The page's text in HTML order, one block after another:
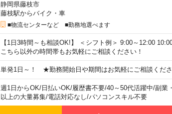
静岡県藤枝市
藤枝駅からバイク・車
■物流センターなど ■勤務地選べます
【1日3時間～も相談OK!】 ＜シフト例＞ 9:00～12:00
こちら以外の時間帯もお気軽にご相談ください！
単発1日～！ ★勤務開始日や期間はお気軽にご相談くだ
週1日からOK/日払いOK/履歴書不要/40～50代活躍中/副業
以上の大量募集/電話対応なし/パソコンスキル不要